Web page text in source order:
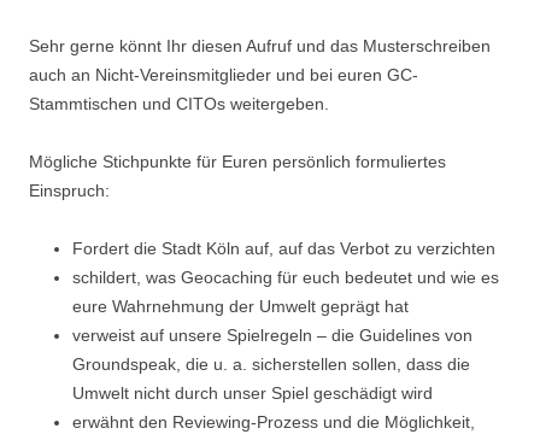
Sehr gerne könnt Ihr diesen Aufruf und das Musterschreiben
auch an Nicht-Vereinsmitglieder und bei euren GC-
Stammtischen und CITOs weitergeben.
Mögliche Stichpunkte für Euren persönlich formuliertes
Einspruch:
Fordert die Stadt Köln auf, auf das Verbot zu verzichten
schildert, was Geocaching für euch bedeutet und wie es
eure Wahrnehmung der Umwelt geprägt hat
verweist auf unsere Spielregeln – die Guidelines von
Groundspeak, die u. a. sicherstellen sollen, dass die
Umwelt nicht durch unser Spiel geschädigt wird
erwähnt den Reviewing-Prozess und die Möglichkeit,